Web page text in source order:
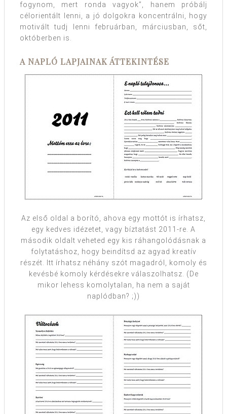
fogynom, mert ronda vagyok”, hanem próbálj
célorientált lenni, a jó dolgokra koncentrálni, hogy
motivált tudj lenni februárban, márciusban, sőt,
októberben is.
A NAPLÓ LAPJAINAK ÁTTEKINTÉSE
Az első oldal a borító, ahova egy mottót is írhatsz,
egy kedves idézetet, vagy bíztatást 2011-re. A
második oldalt veheted egy kis ráhangolódásnak a
folytatáshoz, hogy beindítsd az agyad kreatív
részét. Itt írhatsz néhány szót magadról, komoly és
kevésbé komoly kérdésekre válaszolhatsz. (De
mikor lehess komolytalan, ha nem a saját
naplódban? ;))